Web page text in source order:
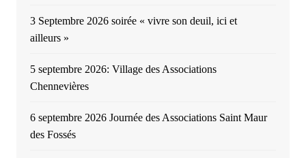
3 Septembre 2026 soirée « vivre son deuil, ici et
ailleurs »
5 septembre 2026: Village des Associations
Chennevières
6 septembre 2026 Journée des Associations Saint Maur
des Fossés